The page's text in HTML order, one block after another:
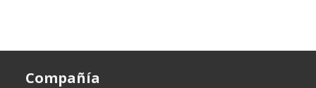
Compañía